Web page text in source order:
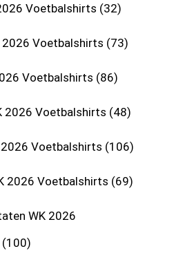
Voetbalshirts 32
2026 Voetbalshirts 73
Voetbalshirts 86
2026 Voetbalshirts 48
2026 Voetbalshirts 106
2026 Voetbalshirts 69
WK 2026
100